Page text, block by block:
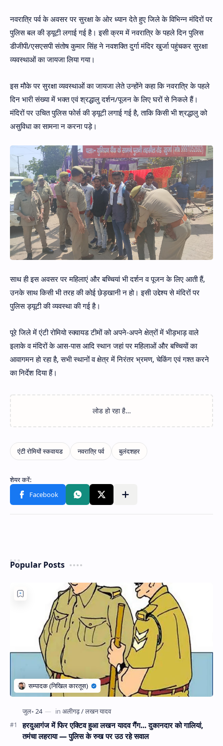
नवरात्रि पर्व के अवसर पर सुरक्षा के ओर ध्यान देते हुए जिले के विभिन्न मंदिरों पर
पुलिस बल की ड्यूटी लगाई गई है। इसी क्रम में नवरात्रि के पहले दिन पुलिस
डीजीपी/एसएसपी संतोष कुमार सिंह ने नवशक्ति दुर्गा मंदिर खुर्जा पहुंचकर सुरक्षा
व्यवस्थाओं का जायजा लिया गया।
इस मौके पर सुरक्षा व्यवस्थाओं का जायजा लेते उन्होंने कहा कि नवरात्रि के पहले
दिन भारी संख्या में भक्त एवं श्रद्धालु दर्शन/पूजन के लिए घरों से निकले हैं।
मंदिरों पर उचित पुलिस फोर्स की ड्यूटी लगाई गई है, ताकि किसी भी श्रद्धालु को
असुविधा का सामना न करना पड़े।
साथ ही इस अवसर पर महिलाएं और बच्चियां भी दर्शन व पूजन के लिए आती हैं,
उनके साथ किसी भी तरह की कोई छेड़खानी न हो। इसी उद्देश्य से मंदिरों पर
पुलिस ड्यूटी की व्यवस्था की गई है।
पूरे जिले में एंटी रोमियो स्क्वायड टीमों को अपने-अपने क्षेत्रों में भीड़भाड़ वाले
इलाके व मंदिरों के आस-पास आदि स्थान जहां पर महिलाओं और बच्चियों का
आवागमन हो रहा है, सभी स्थानों व क्षेत्र में निरंतर भ्रमण, चेकिंग एवं गश्त करने
का निर्देश दिया हैं।
Popular Posts
हरदुआगंज में फिर एक्टिव हुआ लखन यादव गैंग... दुकानदार को गालियां,
तमंचा लहराया — पुलिस के रुख पर उठ रहे सवाल